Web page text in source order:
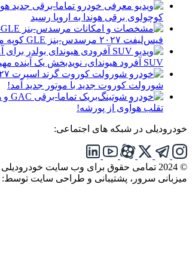
کوچولوی برقی هوندا به اروپا رسید
فیس‌لیفت ۲۰۲۷ مرسدس-بنز GLE کوپه معرفی شد
SUV آفرود هیوندای، نویدبخش یک آینده مهیج!
شورولت کوروت جدید با موتور جدید آمد!
تقلب هوآوی از پورشه!
خودرودیلی در شبکه های اجتماعی:
© 2024 تمامی حقوق برای وب سایت خودرودیلی محفوظ است.
میزبانی سرور، پشتیبانی و طراحی سایت توسط: